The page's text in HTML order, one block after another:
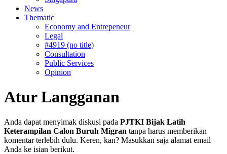
News
Thematic
Economy and Entrepeneur
Legal
#4919 (no title)
Consultation
Public Services
Opinion
Atur Langganan
Anda dapat menyimak diskusi pada PJTKI Bijak Latih
Keterampilan Calon Buruh Migran tanpa harus memberikan
komentar terlebih dulu. Keren, kan? Masukkan saja alamat email
Anda ke isian berikut.